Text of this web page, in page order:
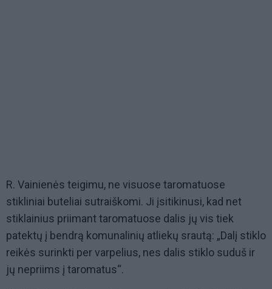
R. Vainienės teigimu, ne visuose taromatuose
stikliniai buteliai sutraiškomi. Ji įsitikinusi, kad net
stiklainius priimant taromatuose dalis jų vis tiek
patektų į bendrą komunalinių atliekų srautą: „Dalį stiklo
reikės surinkti per varpelius, nes dalis stiklo suduš ir
jų nepriims į taromatus“.